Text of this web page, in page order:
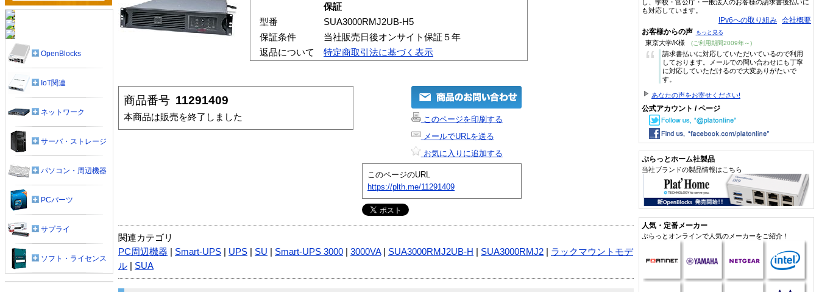
保証
型番
SUA3000RMJ2UB-H5
保証条件
当社販売日後オンサイト保証５年
返品について
特定商取引法に基づく表示
商品番号 11291409
本商品は販売を終了しました
このページを印刷する
メールでURLを送る
お気に入りに追加する
このページのURL
https://plth.me/11291409
関連カテゴリ
PC周辺機器
Smart-UPS UPS SU Smart-UPS 3000 3000VA| SUA3000RMJ2UB-H SUA3000RMJ2
ラックマウントモデ
ル
SUA
OpenBlocks
IoT関連
ネットワーク
サーバ・ストレージ
パソコン・周辺機器
PCパーツ
サプライ
ソフト・ライセンス
し、学校・官公庁・一般法人のお客様の請求書後払いに
も対応しています。
IPv6への取り組み 会社概要
お客様からの声 もっと見る
東京大学/K様 (ご利用期間2009年～)
“
請求書払いに対応していただいているので利用
しております。メールでの問い合わせにも丁寧
に対応していただけるので大変ありがたいで
す。
あなたの声をお寄せください!
公式アカウント / ページ
ぷらっとホーム社製品
当社ブランドの製品情報はこちら
人気・定番メーカー
ぷらっとオンラインで人気のメーカーをご紹介！